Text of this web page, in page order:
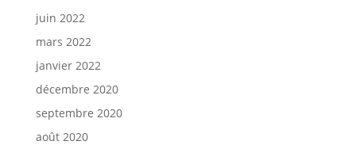
juin 2022
mars 2022
janvier 2022
décembre 2020
septembre 2020
août 2020